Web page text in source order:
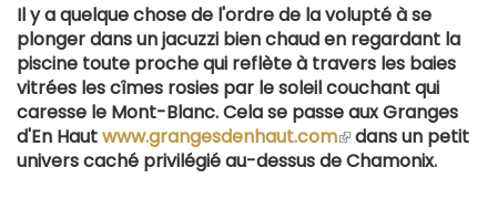
Il y a quelque chose de l'ordre de la volupté à se
plonger dans un jacuzzi bien chaud en regardant la
piscine toute proche qui reflète à travers les baies
vitrées les cîmes rosies par le soleil couchant qui
caresse le Mont-Blanc. Cela se passe aux Granges
d'En Hautwww.grangesdenhaut.com(le
lien
dans un petit
univers caché privilégié au-dessus de Chamonix.